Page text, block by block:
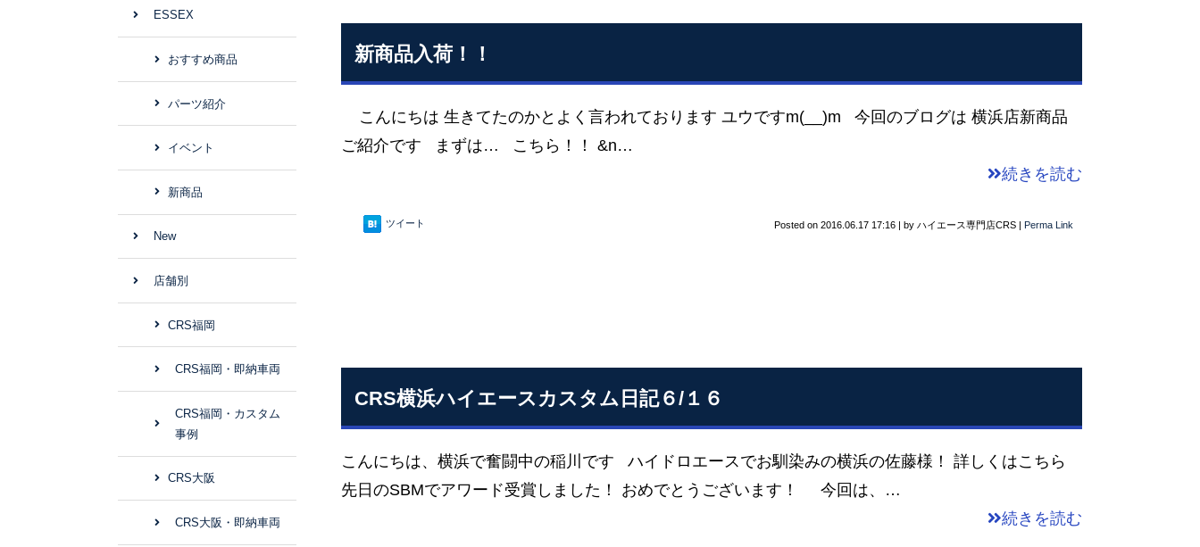
新商品入荷！！
こんにちは 生きてたのかとよく言われております ユウですm(__)m 今回のブログは 横浜店新商品
ご紹介です まずは… こちら！！ &n…
続きを読む
ツイート Posted on 2016.06.17 17:16 | by ハイエース専門店CRS | Perma Link
CRS横浜ハイエースカスタム日記６/１６
こんにちは、横浜で奮闘中の稲川です ハイドロエースでお馴染みの横浜の佐藤様！ 詳しくはこちら
先日のSBMでアワード受賞しました！ おめでとうございます！ 今回は、…
続きを読む
ESSEX
おすすめ商品
パーツ紹介
イベント
新商品
New
店舗別
CRS福岡
CRS福岡・即納車両
CRS福岡・カスタム
事例
CRS大阪
CRS大阪・即納車両